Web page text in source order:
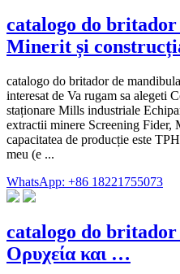
catalogo do britador
Minerit și
catalogo do britador de
interesat de Va rugam sa alegeti
staționare Mills industriale
extractii minere Screening Fider,
capacitatea de producție este
meu (e ...
WhatsApp: +86 18221755073
catalogo do britador
Ορυχεία και …